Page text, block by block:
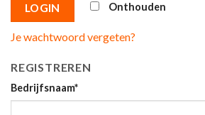
LOGIN Onthouden
Je wachtwoord vergeten?
REGISTREREN
Bedrijfsnaam*